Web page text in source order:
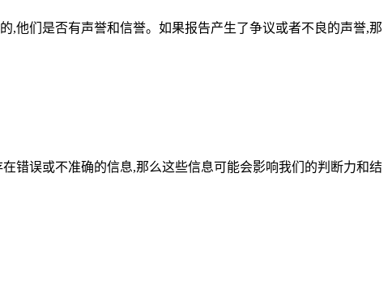
,他们是否有声誉和信誉。如果报告产生了争议或者不良的声誉,那
错误或不准确的信息,那么这些信息可能会影响我们的判断力和结